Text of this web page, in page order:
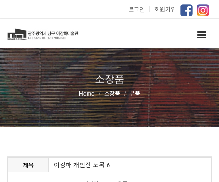
로그인 ｜ 회원가입
소장품
Home 소장품 유품
제목 이강하 개인전 도록 6